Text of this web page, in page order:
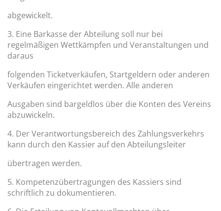
abgewickelt.
3. Eine Barkasse der Abteilung soll nur bei
regelmäßigen Wettkämpfen und Veranstaltungen und
daraus
folgenden Ticketverkäufen, Startgeldern oder anderen
Verkäufen eingerichtet werden. Alle anderen
Ausgaben sind bargeldlos über die Konten des Vereins
abzuwickeln.
4. Der Verantwortungsbereich des Zahlungsverkehrs
kann durch den Kassier auf den Abteilungsleiter
übertragen werden.
5. Kompetenzübertragungen des Kassiers sind
schriftlich zu dokumentieren.